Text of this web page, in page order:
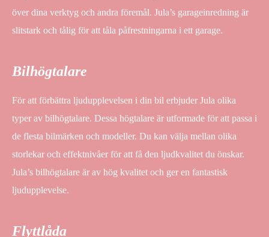
över dina verktyg och andra föremål. Jula’s garageinredning är
slitstark och tålig för att tåla påfrestningarna i ett garage.
Bilhögtalare
För att förbättra ljudupplevelsen i din bil erbjuder Jula olika
typer av bilhögtalare. Dessa högtalare är utformade för att passa i
de flesta bilmärken och modeller. Du kan välja mellan olika
storlekar och effektnivåer för att få den ljudkvalitet du önskar.
Jula’s bilhögtalare är av hög kvalitet och ger en fantastisk
ljudupplevelse.
Flyttlåda